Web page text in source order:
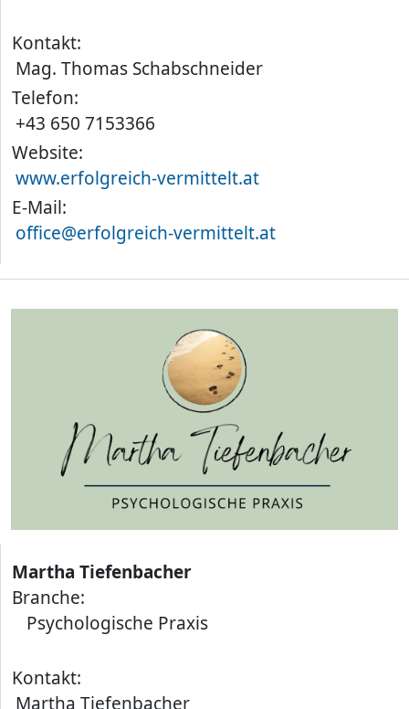
Kontakt:
Mag. Thomas Schabschneider
Telefon:
+43 650 7153366
Website:
www.erfolgreich-vermittelt.at
E-Mail:
office@erfolgreich-vermittelt.at
Martha Tiefenbacher
Branche:
Psychologische Praxis
Kontakt:
Martha Tiefenbacher